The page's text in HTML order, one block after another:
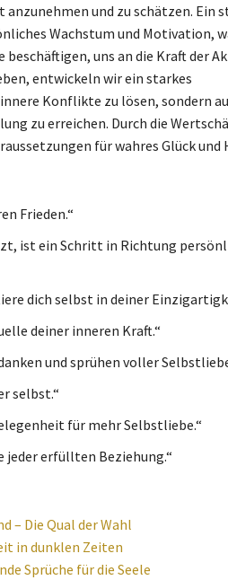
und zu schätzen. Ein
Wachstum und Motivation,
uns an die Kraft der
entwickeln wir ein starkes
Konflikte zu lösen, sondern
zu erreichen. Durch die
für wahres Glück und
Frieden.“
ist ein Schritt in Richtung
dich selbst in deiner
deiner inneren Kraft.“
und sprühen voller
selbst.“
für mehr Selbstliebe.“
jeder erfüllten Beziehung.“
– Die Qual der Wahl
in dunklen Zeiten
Sprüche für die Seele